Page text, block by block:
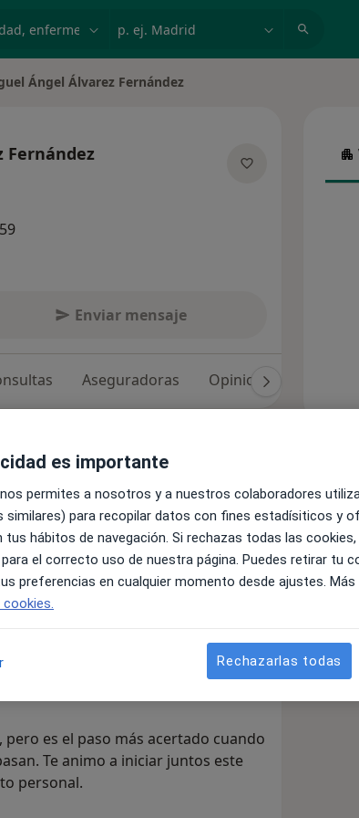
de ciudad
Ángel Álvarez Fernández
Fernández
Enviar mensaje
Aseguradoras Opiniones (47)
desde mi adolescencia y
a este campo tan apasionante.
integradora por la
a las personas a comprenderse
el pasado.
del Crohn esto me ha llevado
Por lo que puedo ponerme en la
por el sufrimiento por el que están
es el paso más acertado cuando
Te animo a iniciar juntos este
personal.
es importante
permites a nosotros y a nuestros colaboradores
similares) para recopilar datos con fines estadísiticos y
tus hábitos de navegación. Si rechazas todas las
el correcto uso de nuestra página. Puedes retirar tu
preferencias en cualquier momento desde ajustes.
Rechazarlas todas